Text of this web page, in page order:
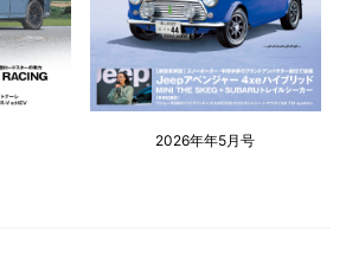
2026年年5月号